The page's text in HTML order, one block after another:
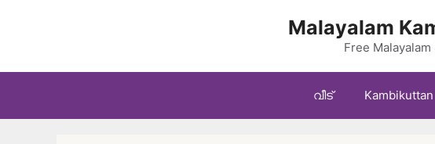
Malayalam
Free
വീട് Kambikuttan